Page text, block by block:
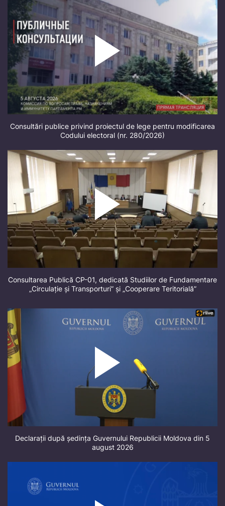
Consultări publice privind proiectul de lege pentru modificarea
Codului electoral (nr. 280/2026)
Consultarea Publică CP-01, dedicată Studiilor de Fundamentare
„Circulație și Transporturi” și „Cooperare Teritorială”
Declarații după ședința Guvernului Republicii Moldova din 5
august 2026